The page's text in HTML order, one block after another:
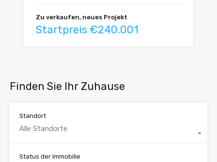
Zu verkaufen, neues Projekt
Startpreis €240.001
Finden Sie Ihr Zuhause
Standort
Alle Standorte
Status der Immobilie